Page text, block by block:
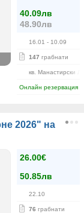
40.09лв
48.90лв
16.01 - 10.09
147 грабнати
кв. Манастирски
Онлайн резервация
2026" на
26.00€
50.85лв
22.10
76 грабнати